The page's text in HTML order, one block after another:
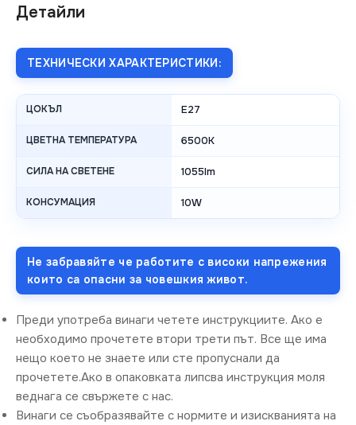
Детайли
ТЕХНИЧЕСКИ ХАРАКТЕРИСТИКИ:
ЦОКЪЛ E27
ЦВЕТНА ТЕМПЕРАТУРА 6500K
СИЛА НА СВЕТЕНЕ 1055lm
КОНСУМАЦИЯ 10W
Не забравяйте че работите с високи напрежения
които са опасни за човешкия живот.
Преди употреба винаги четете инструкциите. Ако е
необходимо прочетете втори трети път. Все ще има
нещо което не знаете или сте пропуснали да
прочетете.Ако в опаковката липсва инструкция моля
веднага се свържете с нас.
Винаги се съобразявайте с нормите и изискванията на